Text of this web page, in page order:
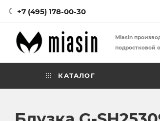
+7 (495) 178-00-30
Miasin
подростковой
КАТАЛОГ